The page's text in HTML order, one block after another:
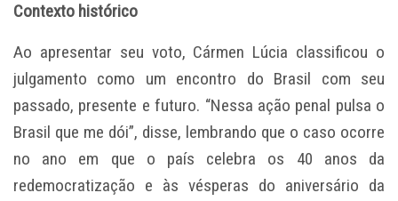
Contexto histórico
Ao apresentar seu voto, Cármen Lúcia classificou o
julgamento como um encontro do Brasil com seu
passado, presente e futuro. “Nessa ação penal pulsa o
Brasil que me dói”, disse, lembrando que o caso ocorre
no ano em que o país celebra os 40 anos da
redemocratização e às vésperas do aniversário da